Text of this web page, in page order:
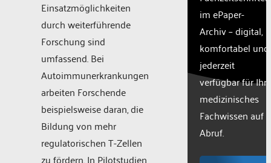
Einsatzmöglichkeiten
durch weiterführende
Forschung sind
umfassend. Bei
Autoimmunerkrankungen
arbeiten Forschende
beispielsweise daran, die
Bildung von mehr
regulatorischen T-Zellen
zu fördern. In Pilotstudien
im ePaper-
Archiv – digital,
komfortabel und
jederzeit
verfügbar für Ihr
medizinisches
Fachwissen auf
Abruf.